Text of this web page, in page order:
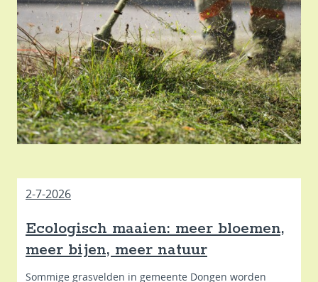
2-7-2026
Ecologisch maaien: meer bloemen,
meer bijen, meer natuur
Sommige grasvelden in gemeente Dongen worden